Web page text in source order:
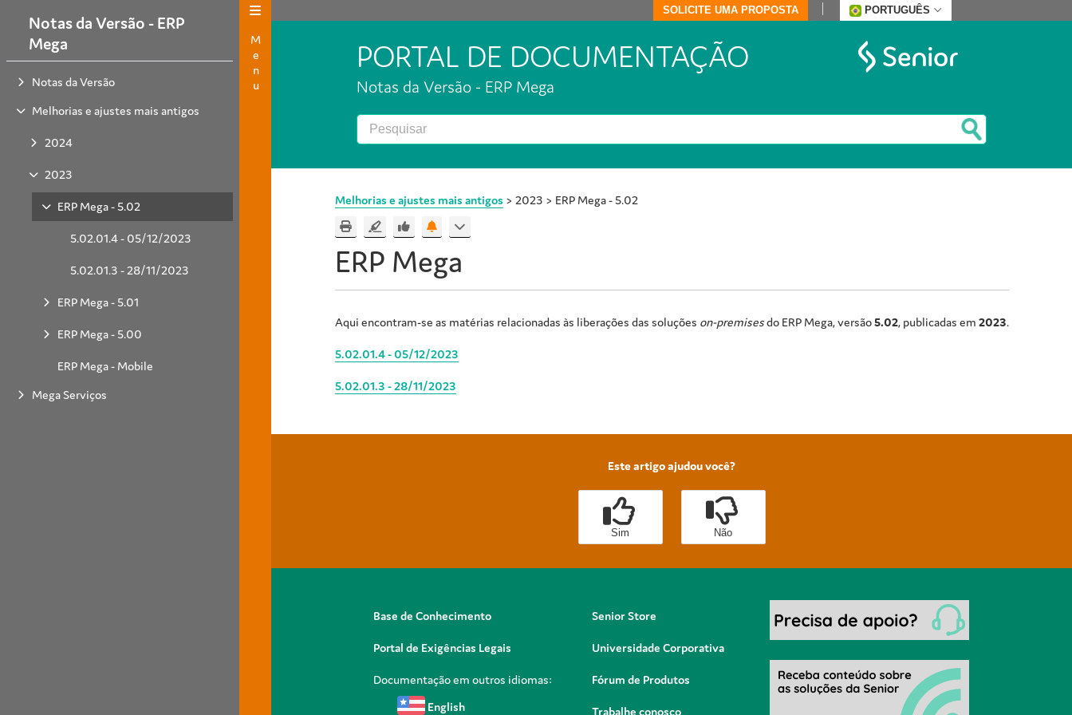
Notas da Versão - ERP
Mega
Notas da Versão
Melhorias e ajustes mais antigos
2024
2023
ERP Mega - 5.02
5.02.01.4 - 05/12/2023
5.02.01.3 - 28/11/2023
ERP Mega - 5.01
ERP Mega - 5.00
ERP Mega - Mobile
Mega Serviços
Menu
SOLICITE UMA PROPOSTA PORTUGUÊS
PORTAL DE DOCUMENTAÇÃO
Notas da Versão - ERP Mega
Melhorias e ajustes mais antigos > 2023 > ERP Mega - 5.02
ERP Mega
Aqui encontram-se as matérias relacionadas às liberações das soluções on-premisesdo ERP Mega, versão5.02, publicadas em 2023.
5.02.01.4 - 05/12/2023
5.02.01.3 - 28/11/2023
Este artigo ajudou você?
Sim Não
Base de Conhecimento
Portal de Exigências Legais
Documentação em outros idiomas:
English
Senior Store
Universidade Corporativa
Fórum de Produtos
Trabalhe conosco